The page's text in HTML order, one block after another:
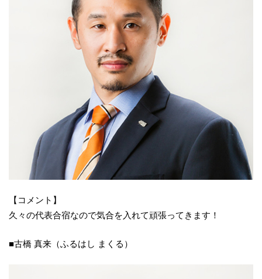
【コメント】
久々の代表合宿なので気合を入れて頑張ってきます！
■古橋 真来（ふるはし まくる）